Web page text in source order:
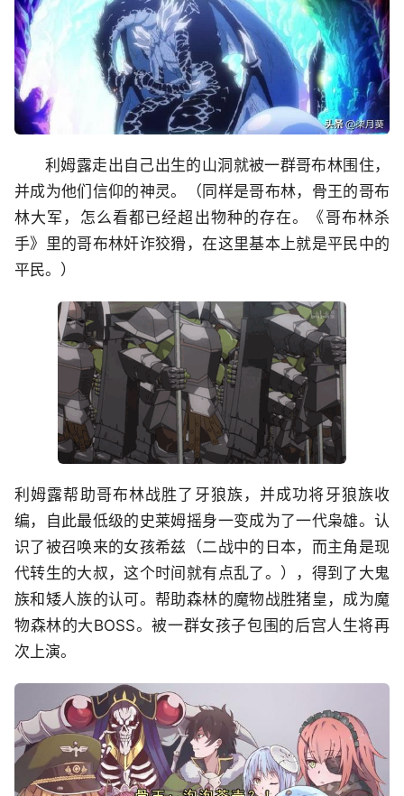
利姆露走出自己出生的山洞就被一群哥布林围住，
并成为他们信仰的神灵。（同样是哥布林，骨王的哥布
林大军，怎么看都已经超出物种的存在。《哥布林杀
手》里的哥布林奸诈狡猾，在这里基本上就是平民中的
平民。）
利姆露帮助哥布林战胜了牙狼族，并成功将牙狼族收
编，自此最低级的史莱姆摇身一变成为了一代枭雄。认
识了被召唤来的女孩希兹（二战中的日本，而主角是现
代转生的大叔，这个时间就有点乱了。），得到了大鬼
族和矮人族的认可。帮助森林的魔物战胜猪皇，成为魔
物森林的大BOSS。被一群女孩子包围的后宫人生将再
次上演。